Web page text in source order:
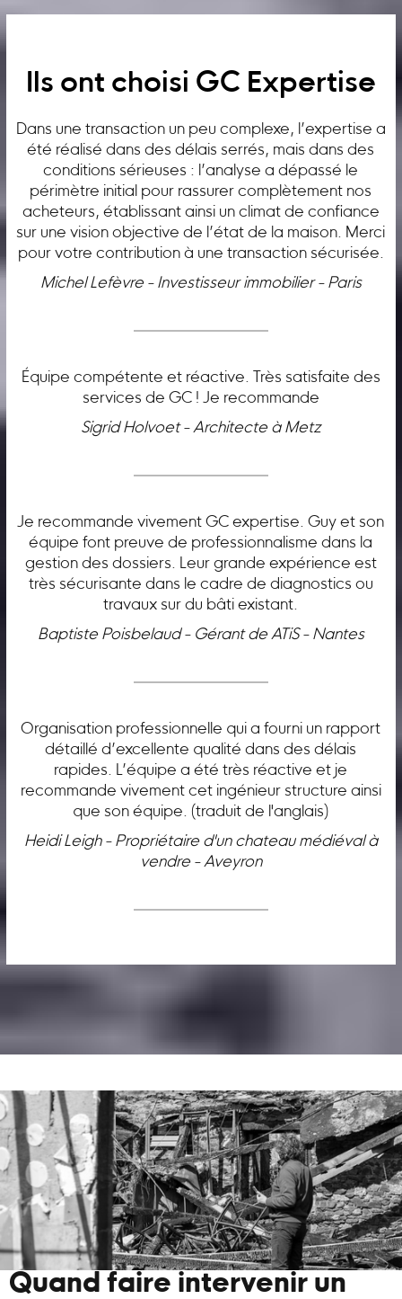
Ils ont choisi GC Expertise
Dans une transaction un peu complexe, l’expertise a
été réalisé dans des délais serrés, mais dans des
conditions sérieuses : l’analyse a dépassé le
périmètre initial pour rassurer complètement nos
acheteurs, établissant ainsi un climat de confiance
sur une vision objective de l’état de la maison. Merci
pour votre contribution à une transaction sécurisée.
Michel Lefèvre - Investisseur immobilier - Paris
Équipe compétente et réactive. Très satisfaite des
services de GC ! Je recommande
Sigrid Holvoet - Architecte à Metz
Je recommande vivement GC expertise. Guy et son
équipe font preuve de professionnalisme dans la
gestion des dossiers. Leur grande expérience est
très sécurisante dans le cadre de diagnostics ou
travaux sur du bâti existant.
Baptiste Poisbelaud - Gérant de ATiS - Nantes
Organisation professionnelle qui a fourni un rapport
détaillé d’excellente qualité dans des délais
rapides. L’équipe a été très réactive et je
recommande vivement cet ingénieur structure ainsi
que son équipe. (traduit de l'anglais)
Heidi Leigh - Propriétaire d'un chateau médiéval à
vendre - Aveyron
Quand faire intervenir un